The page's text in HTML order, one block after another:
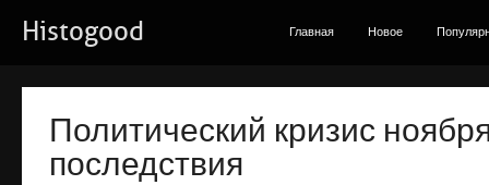
Histogood Главная Новое
Политический кризис
последствия